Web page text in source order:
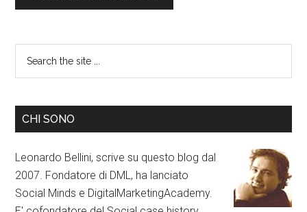
CHI SONO
Leonardo Bellini, scrive su questo blog dal
2007. Fondatore di DML, ha lanciato
Social Minds e DigitalMarketingAcademy.